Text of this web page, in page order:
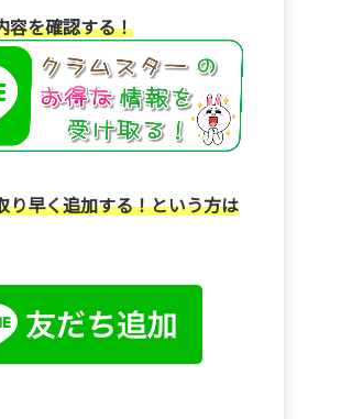
容を確認する！
り早く追加する！という方は